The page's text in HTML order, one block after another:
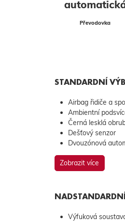
Převodovka
STANDARDNÍ
Airbag řidiče a
Ambientní
Černá lesklá
Dešťový senzor
Dvouzónová
Zobrazit více
Výfuková